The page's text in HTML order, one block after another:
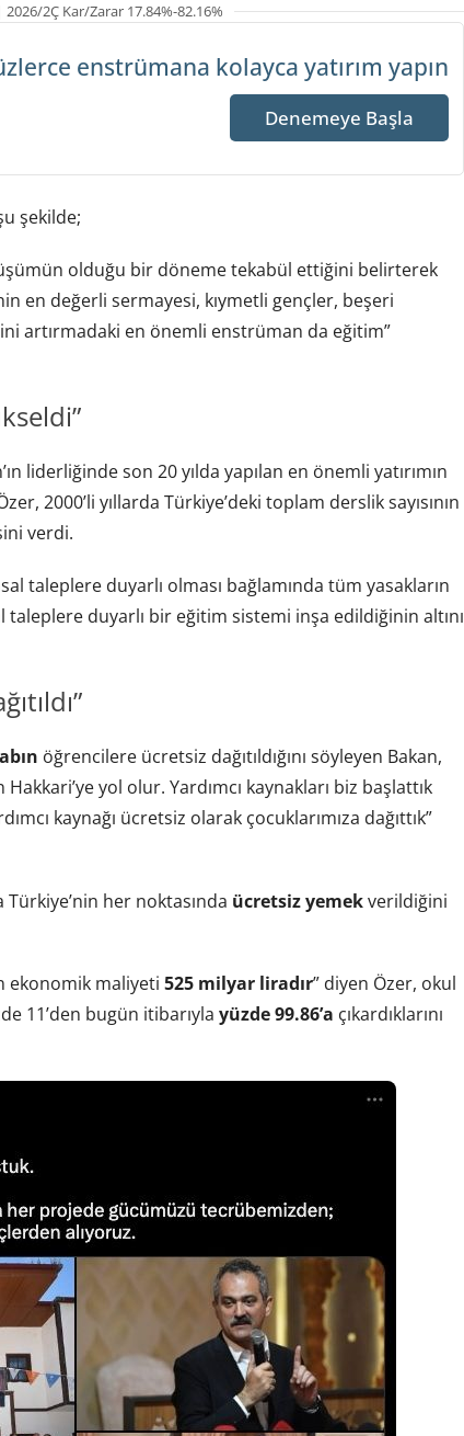
2Ç Kar/Zarar 17.84%-82.16%
enstrümana kolayca yatırım yapın
Denemeye Başla
şekilde;
olduğu bir döneme tekabül ettiğini belirterek
en değerli sermayesi, kıymetli gençler, beşeri
artırmadaki en önemli enstrüman da eğitim”
liderliğinde son 20 yılda yapılan en önemli yatırımın
2000’li yıllarda Türkiye’deki toplam derslik sayısının
verdi.
taleplere duyarlı olması bağlamında tüm yasakların
taleplere duyarlı bir eğitim sistemi inşa edildiğinin altını
öğrencilere ücretsiz dağıtıldığını söyleyen Bakan,
yol olur. Yardımcı kaynakları biz başlattık
kaynağı ücretsiz olarak çocuklarımıza dağıttık”
her noktasında ücretsiz yemekverildiğini
ekonomik maliyeti 525 milyar liradır” diyen Özer, okul
11’den bugün itibarıyla yüzde 99.86’a çıkardıklarını